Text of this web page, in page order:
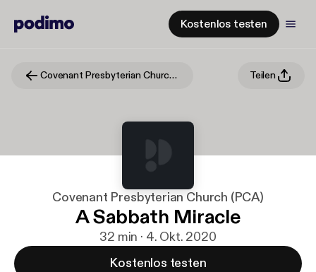
Kostenlos testen
Covenant Presbyterian Church (PCA) Teilen
Covenant Presbyterian Church (PCA)
A Sabbath Miracle
32 min · 4. Okt. 2020
Kostenlos testen